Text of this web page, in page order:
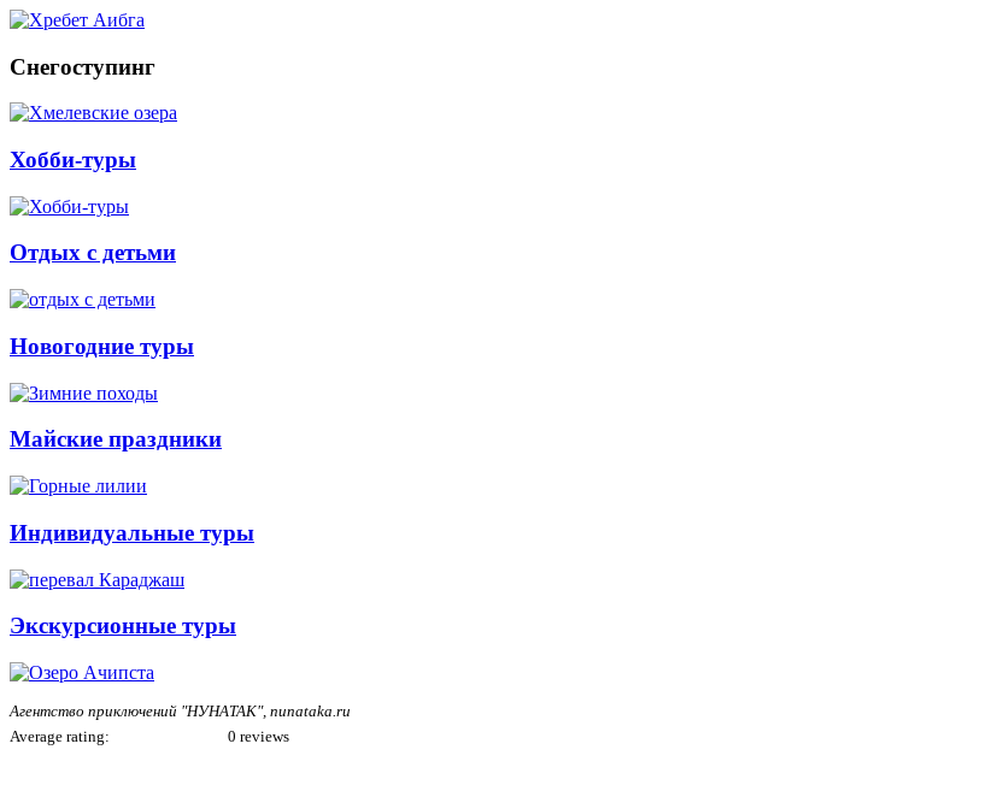
Снегоступинг
Хобби-туры
Отдых с детьми
Новогодние туры
Майские праздники
Индивидуальные туры
Экскурсионные туры
Агентство приключений "НУНАТАК", nunataka.ru
Average rating:
0 reviews